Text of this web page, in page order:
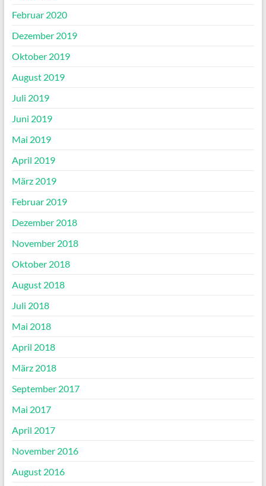
Februar 2020
Dezember 2019
Oktober 2019
August 2019
Juli 2019
Juni 2019
Mai 2019
April 2019
März 2019
Februar 2019
Dezember 2018
November 2018
Oktober 2018
August 2018
Juli 2018
Mai 2018
April 2018
März 2018
September 2017
Mai 2017
April 2017
November 2016
August 2016